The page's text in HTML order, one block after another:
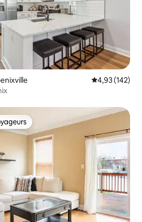
Évaluation
4,93 (142)
les plus appréciés